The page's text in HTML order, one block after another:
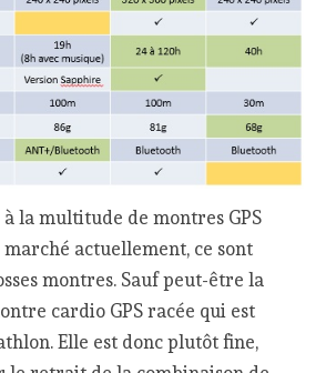
à la multitude de montres GPS
actuellement, ce sont
montres. Sauf peut-être la
cardio GPS racée qui est
Elle est donc plutôt fine,